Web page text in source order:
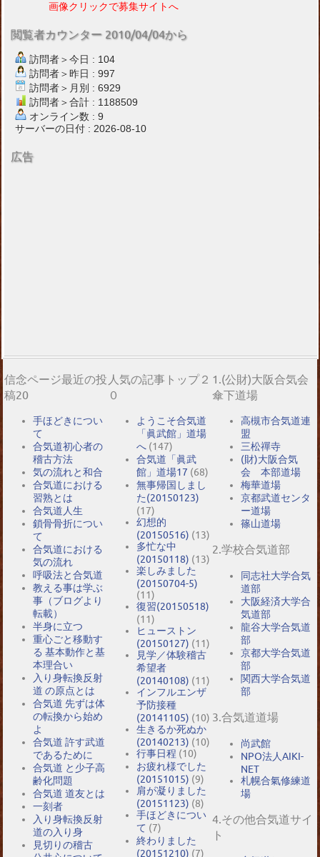
画像クリックで募集サイトへ
閲覧者カウンター 2010/04/04から
訪問者＞今日 : 104
訪問者＞昨日 : 997
訪問者＞月別 : 6929
訪問者＞合計 : 1188509
オンライン数 : 9
サーバーの日付 : 2026-08-10
広告
信念ページ最近の投
稿20
手ほどきについ
て
合気道初心者の
稽古方法
気の流れと和合
合気道における
習熟とは
合気道人生
鎖骨骨折につい
て
合気道における
気の流れ
呼吸法と合気道
教える事は学ぶ
事（ブログより
転載）
半身に立つ
重心ごと移動す
る 基本動作と基
本理合い
入り身転換反射
道 の原点とは
合気道 先ずは体
の転換から始め
よ
合気道 許す武道
であるために
合気道 と少子高
齢化問題
合気道 道友とは
一刻者
入り身転換反射
道の入り身
見切りの稽古
人気の記事トップ２
０
ようこそ合気道
「眞武館」道場
へ (147)
合気道「眞武
館」道場17 (68)
無事帰国しまし
た(20150123)
(17)
幻想的
(20150516) (13)
多忙な中
(20150118) (13)
楽しみました
(20150704-5)
(11)
復習(20150518)
(11)
ヒューストン
(20150127) (11)
見学／体験稽古
希望者
(20140108) (11)
インフルエンザ
予防接種
(20141105) (10)
生きるか死ぬか
(20140213) (10)
行事日程 (10)
お疲れ様でした
(20151015) (9)
肩が凝りました
(20151123) (8)
手ほどきについ
て (7)
終わりました
(20151210) (7)
1.(公財)大阪合気会
傘下道場
高槻市合気道連
盟
三松禪寺
(財)大阪合気
会 本部道場
梅華道場
京都武道センタ
ー道場
篠山道場
2.学校合気道部
同志社大学合気
道部
大阪経済大学合
気道部
龍谷大学合気道
部
京都大学合気道
部
関西大学合気道
部
3.合気道道場
尚武館
NPO法人AIKI-
NET
札幌合氣修練道
場
4.その他合気道サイ
ト